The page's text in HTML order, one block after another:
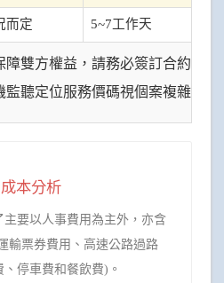
而定 5~7工作天
障雙方權益，請務必簽訂合約。
監聽定位服務價碼視個案複雜度
本分析
要以人事費用為主外，亦含
輸票券費用、高速公路過路
停車費和餐飲費)。